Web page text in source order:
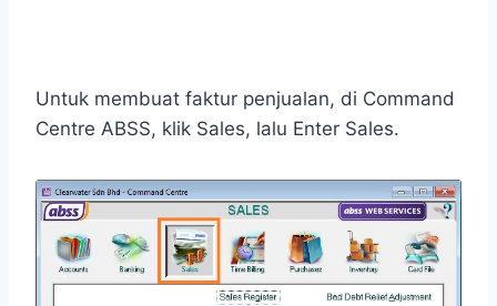
Untuk membuat faktur penjualan, di Command
Centre ABSS, klik Sales, lalu Enter Sales.